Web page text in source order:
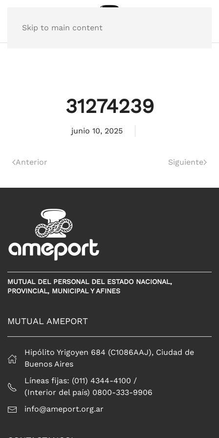
Skip to main content
31274239
junio 10, 2025
Anterior Siguiente
MUTUAL DEL PERSONAL DEL ESTADO NACIONAL,
PROVINCIAL, MUNICIPAL Y AFINES
MUTUAL AMEPORT
Hipólito Yrigoyen 684 (C1086AAJ), Ciudad de
Buenos Aires
Líneas fijas: (011) 4344-4100 /
(Interior del país) 0800-333-9906
info@ameport.org.ar